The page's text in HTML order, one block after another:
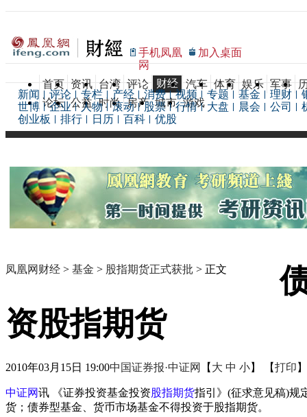
手机凤凰
网
加入桌面
首页 资讯 台湾 评论 财经 汽车 体育 娱乐 军事
论坛 公益 时尚 房产 城市 游戏
新闻 评论 专栏 产经 消费 视频 专题 基金 理财
世博
企业 人物 滚动 股票 行情 大盘 晨会 公司
创业板
排行 日历 百科 优股
凤凰网财经 > 基金 > 股指期货正式获批 > 正文
资股指期货
2010年03月15日 19:00中国证券报·中证网 【 大 中 小】 【打印
中证网讯 《证券投资基金投资股指期货指引》(征求意见稿)规
货；债券型基金、货币市场基金不得投资于股指期货。